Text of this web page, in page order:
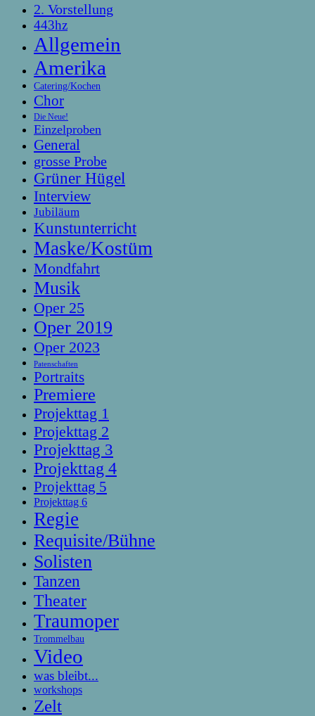
2. Vorstellung
443hz
Allgemein
Amerika
Catering/Kochen
Chor
Die Neue!
Einzelproben
General
grosse Probe
Grüner Hügel
Interview
Jubiläum
Kunstunterricht
Maske/Kostüm
Mondfahrt
Musik
Oper 25
Oper 2019
Oper 2023
Patenschaften
Portraits
Premiere
Projekttag 1
Projekttag 2
Projekttag 3
Projekttag 4
Projekttag 5
Projekttag 6
Regie
Requisite/Bühne
Solisten
Tanzen
Theater
Traumoper
Trommelbau
Video
was bleibt...
workshops
Zelt